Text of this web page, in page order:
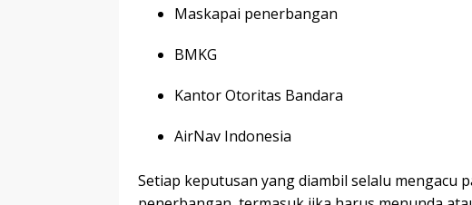
Maskapai penerbangan
BMKG
Kantor Otoritas Bandara
AirNav Indonesia
Setiap keputusan yang diambil selalu mengacu